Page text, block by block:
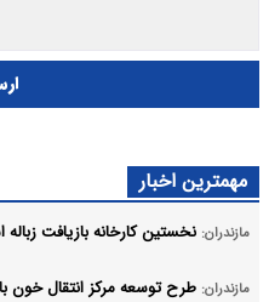
مهمترین اخبار
مازندران: نخستین کارخانه بازیافت
مازندران: طرح توسعه مرکز انتقال خون